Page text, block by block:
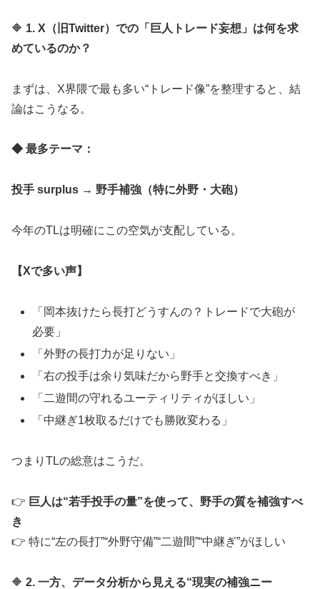
🔶 1. X（旧Twitter）での「巨人トレード妄想」は何を求
めているのか？
まずは、X界隈で最も多い“トレード像”を整理すると、結
論はこうなる。
◆ 最多テーマ：
投手 surplus → 野手補強（特に外野・大砲）
今年のTLは明確にこの空気が支配している。
【Xで多い声】
「岡本抜けたら長打どうすんの？トレードで大砲が
必要」
「外野の長打力が足りない」
「右の投手は余り気味だから野手と交換すべき」
「二遊間の守れるユーティリティがほしい」
「中継ぎ1枚取るだけでも勝敗変わる」
つまりTLの総意はこうだ。
👉 巨人は“若手投手の量”を使って、野手の質を補強すべ
き
👉 特に“左の長打”“外野守備”“二遊間”“中継ぎ”がほしい
🔶 2. 一方、データ分析から見える“現実の補強ニー